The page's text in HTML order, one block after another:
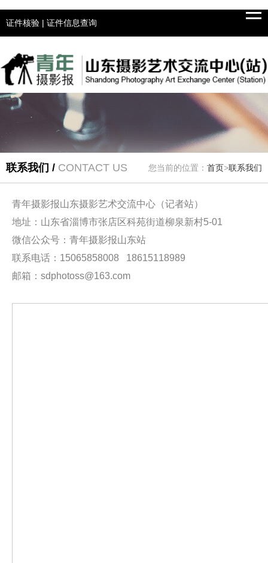
证件核验 | 证件信息查询
联系我们 / CONTACT US 您当前的位置： 首页>联系我们
青年摄影报山东摄影艺术交流中心（记者站）
地址：山东省淄博市张店区科苑街道柳泉新村5-01
微信公众号：青年摄影报山东站
联系电话：15065858008 18615118989
邮箱：sdphotoss@163.com